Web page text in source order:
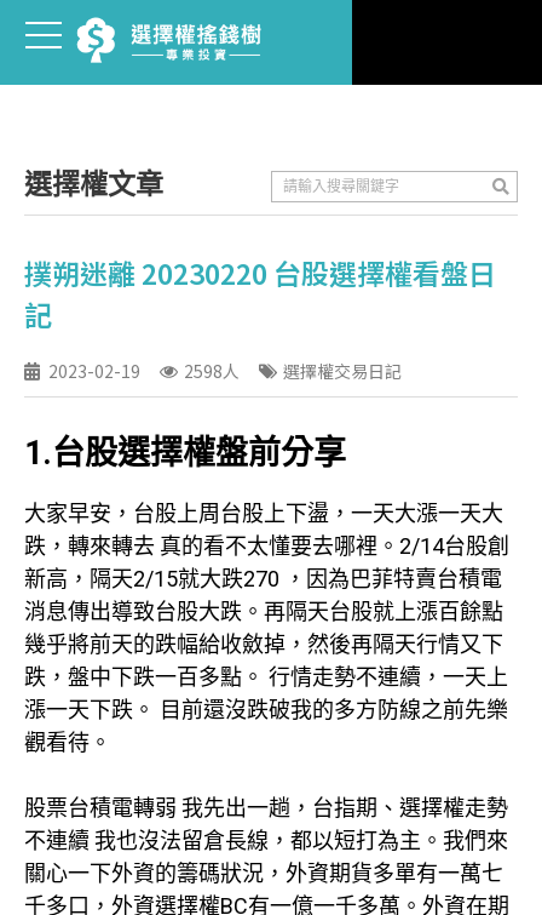
選擇權文章
撲朔迷離 20230220 台股選擇權看盤日
記
2023-02-19 2598人 選擇權交易日記
1.台股選擇權盤前分享
大家早安，台股上周台股上下盪，一天大漲一天大
跌，轉來轉去 真的看不太懂要去哪裡。2/14台股創
新高，隔天2/15就大跌270 ，因為巴菲特賣台積電
消息傳出導致台股大跌。再隔天台股就上漲百餘點
幾乎將前天的跌幅給收斂掉，然後再隔天行情又下
跌，盤中下跌一百多點。 行情走勢不連續，一天上
漲一天下跌。 目前還沒跌破我的多方防線之前先樂
觀看待。
股票台積電轉弱 我先出一趟，台指期、選擇權走勢
不連續 我也沒法留倉長線，都以短打為主。我們來
關心一下外資的籌碼狀況，外資期貨多單有一萬七
千多口，外資選擇權BC有一億一千多萬。外資在期